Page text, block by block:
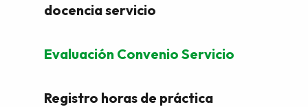
docencia servicio
Evaluación Convenio Servicio
Registro horas de práctica